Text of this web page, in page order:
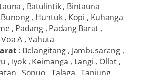
, Batulintik , Bintauna
, Huntuk , Kopi , Kuhanga
, Padang , Padang Barat ,
A , Vahuta
: Bolangitang , Jambusarang ,
, Iyok , Keimanga , Langi , Ollot ,
, Sonuo , Talaga , Tanjung